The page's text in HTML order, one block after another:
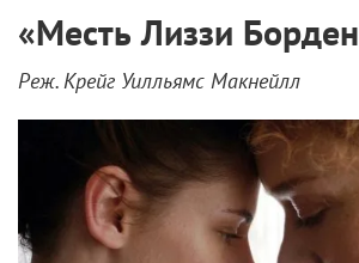
«Месть Лиззи Борден
Реж. Крейг Уилльямс Макнейлл